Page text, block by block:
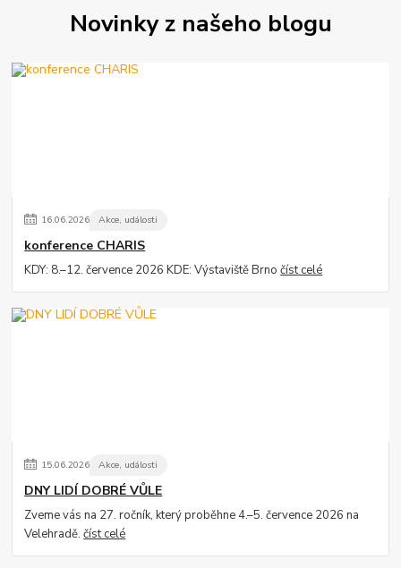
Novinky z našeho blogu
16.06.2026 Akce, události
konference CHARIS
KDY: 8.–12. července 2026 KDE: Výstaviště Brnočíst celé
15.06.2026 Akce, události
DNY LIDÍ DOBRÉ VŮLE
Zveme vás na 27. ročník, který proběhne 4.–5. července 2026 na
Velehradě.číst celé